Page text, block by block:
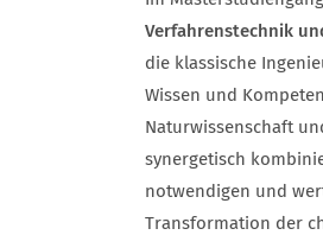
Verfahrenstechnik
die klassische
Wissen und
Naturwissenschaft
synergetisch
notwendigen und
Transformation der